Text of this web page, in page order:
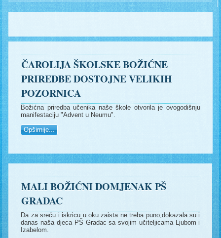
ČAROLIJA ŠKOLSKE BOŽIĆNE
PRIREDBE DOSTOJNE VELIKIH
POZORNICA
Božićna priredba učenika naše škole otvorila je ovogodišnju
manifestaciju "Advent u Neumu".
Opširnije...
MALI BOŽIĆNI DOMJENAK PŠ
GRADAC
Da za sreću i iskricu u oku zaista ne treba puno,dokazala su i
danas naša djeca PŠ Gradac sa svojim učiteljicama Ljubom i
Izabelom.